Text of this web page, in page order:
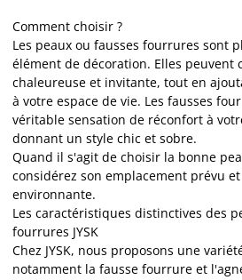
Comment choisir ?
Les peaux ou fausses fourrures sont
élément de décoration. Elles peuvent
chaleureuse et invitante, tout en
à votre espace de vie. Les fausses
véritable sensation de réconfort à
donnant un style chic et sobre.
Quand il s'agit de choisir la bonne
considérez son emplacement prévu
environnante.
Les caractéristiques distinctives des
fourrures JYSK
Chez JYSK, nous proposons une
notamment la fausse fourrure et